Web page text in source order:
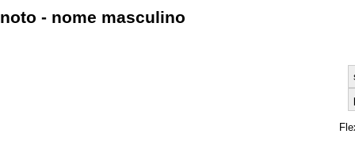
noto - nome masculino